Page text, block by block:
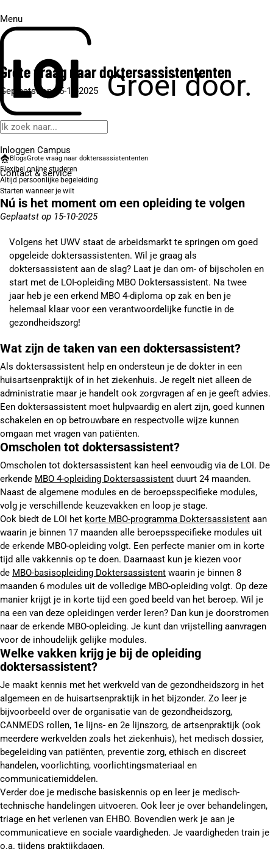
Menu
Groei door.
Inloggen Campus
Contact& service
Grote vraag naar dokters­assistententen
Geplaatst op 15-10-2025
BlogsGrote vraag naar dokters­assistententen
Flexibel online studeren
Altijd persoonlijke begeleiding
Starten wanneer je wilt
Nú is het moment om een opleiding te volgen
Geplaatst op 15-10-2025
Volgens het UWV staat de arbeidsmarkt te springen om goed
opgeleide doktersassistenten. Wil je graag als
doktersassistent aan de slag? Laat je dan om- of bijscholen en
start met de LOI-opleiding MBO Doktersassistent. Na twee
jaar heb je een erkend MBO 4-diploma op zak en ben je
helemaal klaar voor een verantwoordelijke functie in de
gezondheidszorg!
Wat zijn de taken van een doktersassistent?
Als doktersassistent help en ondersteun je de dokter in een
huisartsenpraktijk of in het ziekenhuis. Je regelt niet alleen de
administratie maar je handelt ook zorgvragen af en je geeft advies.
Een doktersassistent moet hulpvaardig en alert zijn, goed kunnen
schakelen en op betrouwbare en respectvolle wijze kunnen
omgaan met vragen van patiënten.
Omscholen tot doktersassistent?
Omscholen tot doktersassistent kan heel eenvoudig via de LOI. De
erkende MBO 4-opleiding Doktersassistent duurt 24 maanden.
Naast de algemene modules en de beroepsspecifieke modules,
volg je verschillende keuzevakken en loop je stage.
Ook biedt de LOI het korte MBO-programma Doktersassistent aan
waarin je binnen 17 maanden alle beroepsspecifieke modules uit
de erkende MBO-opleiding volgt. Een perfecte manier om in korte
tijd alle vakkennis op te doen. Daarnaast kun je kiezen voor
de MBO-basisopleiding Doktersassistent waarin je binnen 8
maanden 6 modules uit de volledige MBO-opleiding volgt. Op deze
manier krijgt je in korte tijd een goed beeld van het beroep. Wil je
na een van deze opleidingen verder leren? Dan kun je doorstromen
naar de erkende MBO-opleiding. Je kunt dan vrijstelling aanvragen
voor de inhoudelijk gelijke modules.
Welke vakken krijg je bij de opleiding
doktersassistent?
Je maakt kennis met het werkveld van de gezondheidszorg in het
algemeen en de huisartsenpraktijk in het bijzonder. Zo leer je
bijvoorbeeld over de organisatie van de gezondheidszorg,
CANMEDS rollen, 1e lijns- en 2e lijnszorg, de artsenpraktijk (ook
meerdere werkvelden zoals het ziekenhuis), het medisch dossier,
begeleiding van patiënten, preventie zorg, ethisch en discreet
handelen, voorlichting, voorlichtingsmateriaal en
communicatiemiddelen.
Verder doe je medische basiskennis op en leer je medisch-
technische handelingen uitvoeren. Ook leer je over behandelingen,
triage en het verlenen van EHBO. Bovendien werk je aan je
communicatieve en sociale vaardigheden. Je vaardigheden train je
o.a. tijdens praktijkdagen.